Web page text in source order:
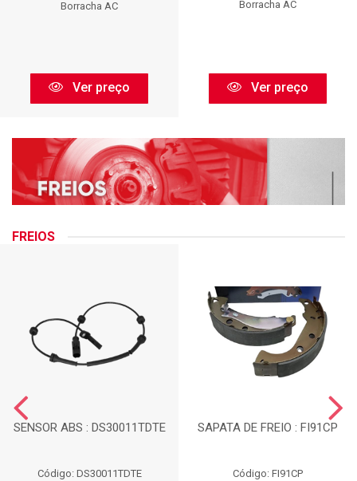
Borracha AC
Ver preço
Borracha AC
Ver preço
FREIOS
SENSOR ABS : DS30011TDTE
Código: DS30011TDTE
SAPATA DE FREIO : FI91CP
Código: FI91CP